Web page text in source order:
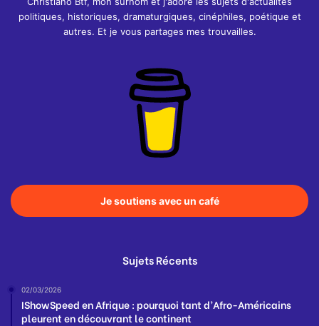
politiques, historiques, dramaturgiques, cinéphiles, poétique et
autres. Et je vous partages mes trouvailles.
Je soutiens avec un café
Sujets Récents
02/03/2026
IShowSpeed en Afrique : pourquoi tant d’Afro-Américains
pleurent en découvrant le continent